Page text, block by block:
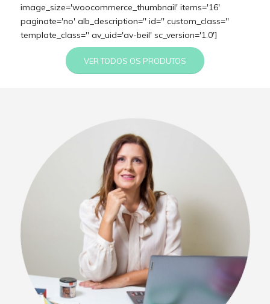
image_size='woocommerce_thumbnail' items='16'
paginate='no' alb_description='' id='' custom_class=''
template_class='' av_uid='av-beil' sc_version='1.0']
VER TODOS OS PRODUTOS